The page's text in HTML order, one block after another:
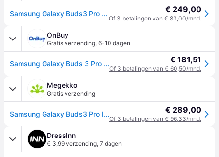
Samsung Galaxy Buds3 Pro - Silver € 249,00
Of 3 betalingen van € 83,00/mnd.
OnBuy
Gratis verzending, 6-10 dagen
Samsung Galaxy Buds 3 Pro R630 Zilver € 181,51
Of 3 betalingen van € 60,50/mnd.
Megekko
Gratis verzending
Samsung Galaxy Buds3 Pro In-ear Draadloos Zilver € 289,00
Of 3 betalingen van € 96,33/mnd.
DressInn
€ 3,99 verzending, 7 dagen